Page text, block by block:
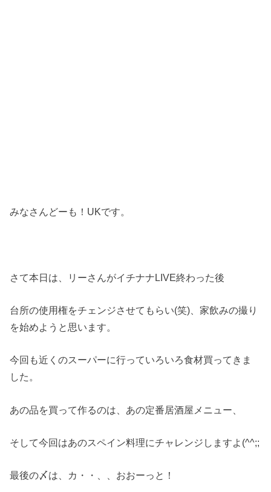
みなさんどーも！UKです。
さて本日は、リーさんがイチナナLIVE終わった後
台所の使用権をチェンジさせてもらい(笑)、家飲みの撮り
を始めようと思います。
今回も近くのスーパーに行っていろいろ食材買ってきま
した。
あの品を買って作るのは、あの定番居酒屋メニュー、
そして今回はあのスペイン料理にチャレンジしますよ(^^;;
最後の〆は、カ・・、、おおーっと！